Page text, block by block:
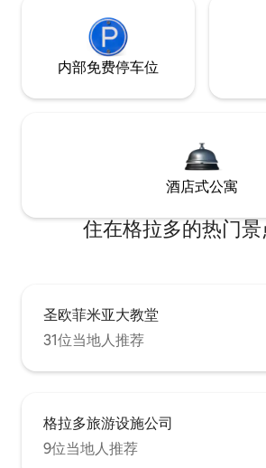
内部免费停车位
酒店式公寓
住在格拉多的热门景
圣欧菲米亚大教堂
31位当地人推荐
格拉多旅游设施公司
9位当地人推荐